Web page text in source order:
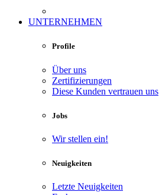
UNTERNEHMEN
Profile
Über uns
Zertifizierungen
Diese Kunden vertrauen uns
Jobs
Wir stellen ein!
Neuigkeiten
Letzte Neuigkeiten